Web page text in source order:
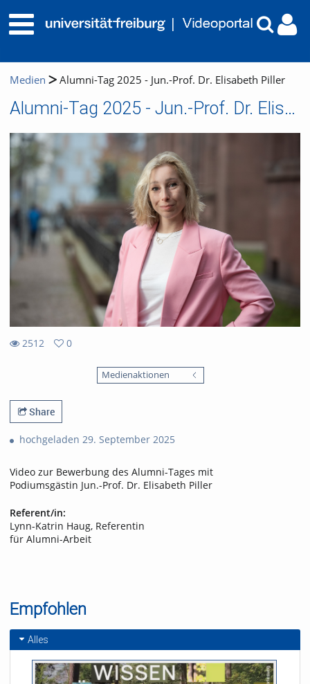
Medien Alumni-Tag 2025 - Jun.-Prof. Dr. Elisabeth Piller
Alumni-Tag 2025 - Jun.-Prof. Dr. Elisabeth Piller
2512
0
Medienaktionen
Share
hochgeladen 29. September 2025
Video zur Bewerbung des Alumni-Tages mit
Podiumsgästin Jun.-Prof. Dr. Elisabeth Piller
Referent/in:
Lynn-Katrin Haug, Referentin
für Alumni-Arbeit
Empfohlen
Alles